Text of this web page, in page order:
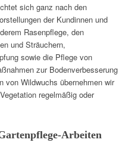
sich ganz nach den
der Kundinnen und
Rasenpflege, den
und Sträuchern,
sowie die Pflege von
zur Bodenverbesserung
von Wildwuchs übernehmen wir
regelmäßig oder
Arbeiten